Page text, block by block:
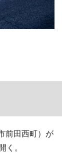
前田西町）が
く。